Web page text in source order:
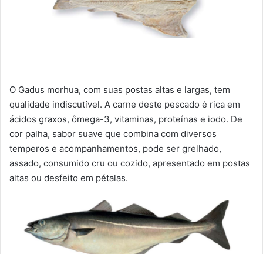
O Gadus morhua, com suas postas altas e largas, tem
qualidade indiscutível. A carne deste pescado é rica em
ácidos graxos, ômega-3, vitaminas, proteínas e iodo. De
cor palha, sabor suave que combina com diversos
temperos e acompanhamentos, pode ser grelhado,
assado, consumido cru ou cozido, apresentado em postas
altas ou desfeito em pétalas.